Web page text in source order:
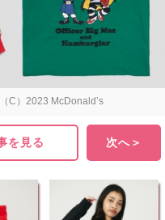
C）2023 McDonald’s
を見る 次へ＞